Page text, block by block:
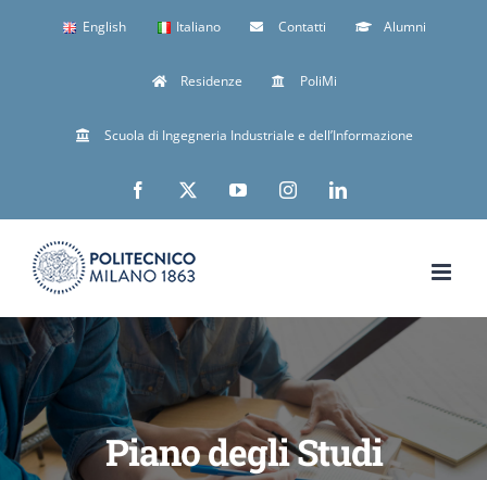
English Italiano Contatti Alumni
Residenze PoliMi
Scuola di Ingegneria Industriale e dell’Informazione
Facebook YouTubeInstagramLinkedIn
Piano degli Studi